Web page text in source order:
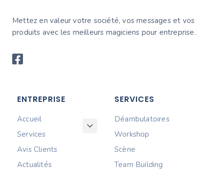
Mettez en valeur votre société, vos messages et vos
produits avec les meilleurs magiciens pour entreprise.
ENTREPRISE
Accueil
Services
Avis Clients
Actualités
SERVICES
Déambulatoires
Workshop
Scène
Team Building